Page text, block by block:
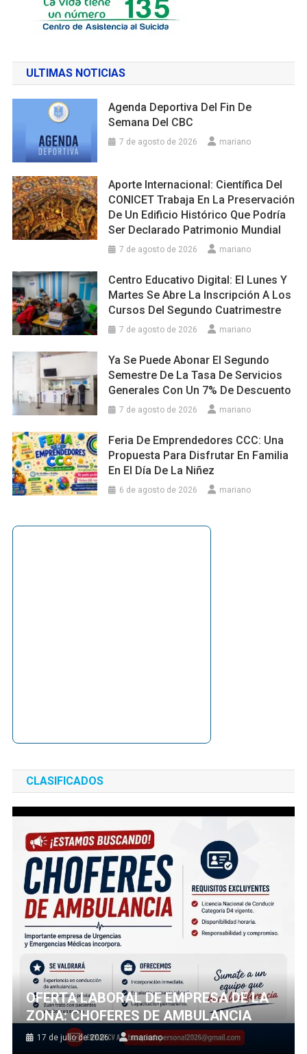
ULTIMAS NOTICIAS
Agenda Deportiva Del Fin De
Semana Del CBC
7 de agosto de 2026 mariano
Aporte Internacional: Científica Del
CONICET Trabaja En La Preservación
De Un Edificio Histórico Que Podría
Ser Declarado Patrimonio Mundial
7 de agosto de 2026 mariano
Centro Educativo Digital: El Lunes Y
Martes Se Abre La Inscripción A Los
Cursos Del Segundo Cuatrimestre
7 de agosto de 2026 mariano
Ya Se Puede Abonar El Segundo
Semestre De La Tasa De Servicios
Generales Con Un 7% De Descuento
7 de agosto de 2026 mariano
Feria De Emprendedores CCC: Una
Propuesta Para Disfrutar En Familia
En El Día De La Niñez
6 de agosto de 2026 mariano
CLASIFICADOS
OFERTA LABORAL DE EMPRESA DE LA
ZONA: CHOFERES DE AMBULANCIA
17 de julio de 2026 mariano